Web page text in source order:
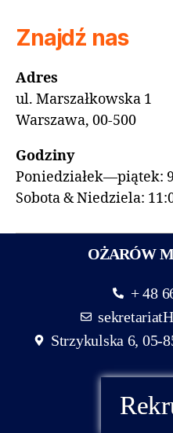
Znajdź nas
Adres
ul. Marszałkowska 1
Warszawa, 00-500
Godziny
Poniedziałek—piątek:
Sobota & Niedziela:
OŻARÓW
+ 48
Strzykulska 6, 05-